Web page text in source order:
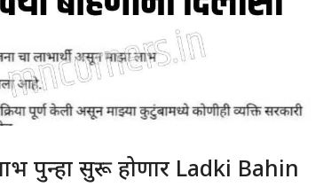
पुन्हा सुरू होणार Ladki Bahin